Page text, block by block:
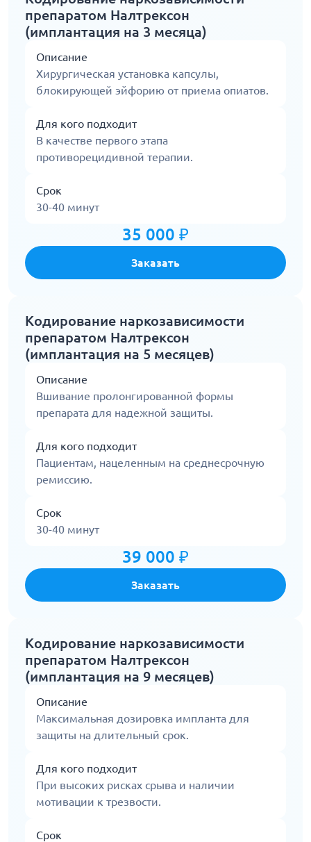
препаратом Налтрексон
(имплантация на 3 месяца)
Описание
Хирургическая установка капсулы,
блокирующей эйфорию от приема опиатов.
Для кого подходит
В качестве первого этапа
противорецидивной терапии.
Срок
30-40 минут
35 000 ₽
Заказать
Кодирование наркозависимости
препаратом Налтрексон
(имплантация на 5 месяцев)
Описание
Вшивание пролонгированной формы
препарата для надежной защиты.
Для кого подходит
Пациентам, нацеленным на среднесрочную
ремиссию.
Срок
30-40 минут
39 000 ₽
Заказать
Кодирование наркозависимости
препаратом Налтрексон
(имплантация на 9 месяцев)
Описание
Максимальная дозировка импланта для
защиты на длительный срок.
Для кого подходит
При высоких рисках срыва и наличии
мотивации к трезвости.
Срок